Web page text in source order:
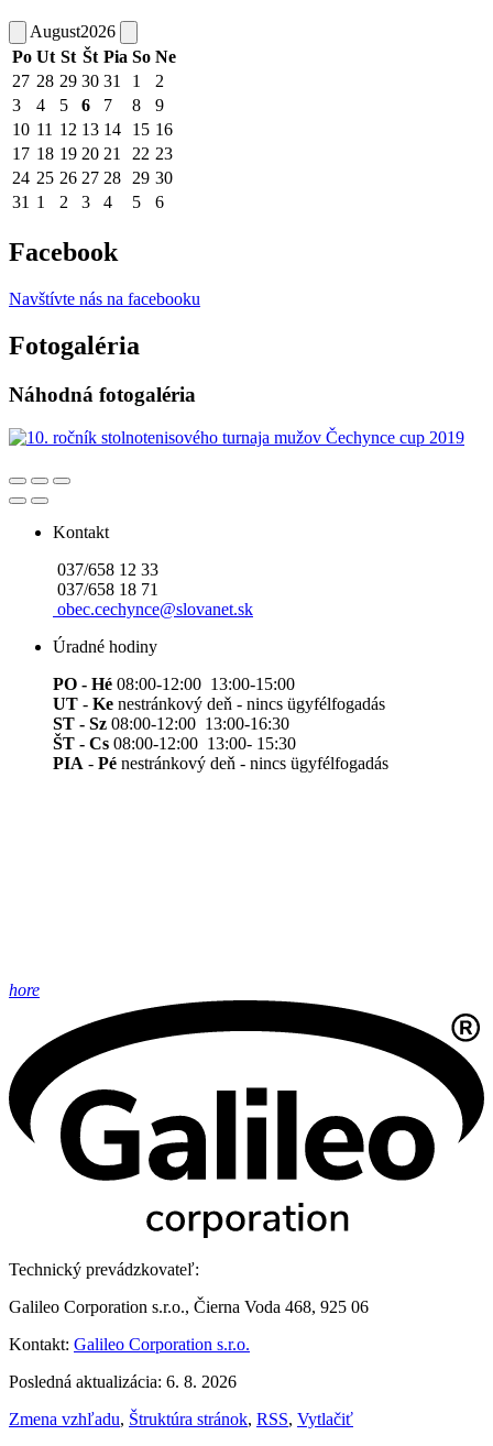
August2026
Po Ut St Št Pia So Ne
27 28 29 30 31 1
2
3
4 5 6 7 8
9
10 11 12 13 14 15 16
17 18 19 20 21 22 23
24 25 26 27 28 29 30
31 1 2 3 4 5 6
Facebook
Navštívte nás na facebooku
Fotogaléria
Náhodná fotogaléria
Kontakt
037/658 12 33
037/658 18 71
obec.cechynce@slovanet.sk
Úradné hodiny
PO - Hé 08:00-12:00 13:00-15:00
UT - Ke nestránkový deň - nincs ügyfélfogadás
ST - Sz 08:00-12:00 13:00-16:30
ŠT - Cs 08:00-12:00 13:00- 15:30
PIA - Pé nestránkový deň - nincs ügyfélfogadás
hore
Technický prevádzkovateľ:
Galileo Corporation s.r.o., Čierna Voda 468, 925 06
Kontakt: Galileo Corporation s.r.o.
Posledná aktualizácia: 6. 8. 2026
Zmena vzhľadu, Štruktúra stránok, RSS, Vytlačiť